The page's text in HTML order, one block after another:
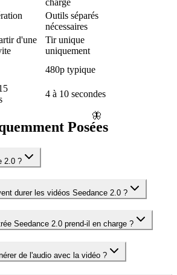
🦋
charge
Outils séparés
nécessaires
d'une
Tir unique
uniquement
480p typique
4 à 10 secondes
Posées
2.0 ?
durer les vidéos Seedance 2.0 ?
Seedance 2.0 prend-il en charge ?
de l'audio avec la vidéo ?